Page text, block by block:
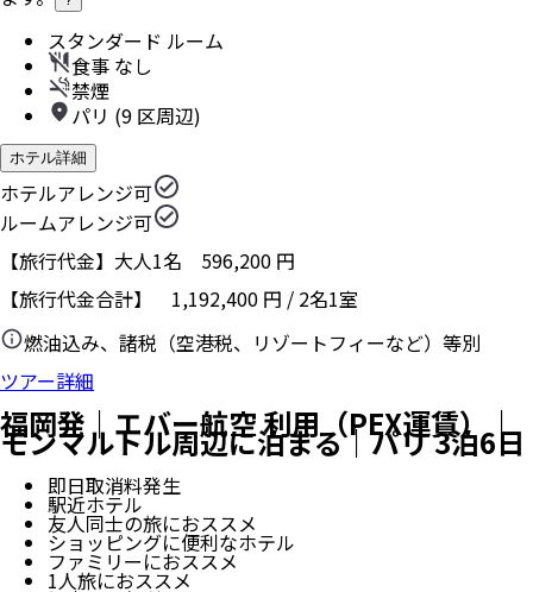
スタンダード ルーム
食事 なし
禁煙
パリ (9 区周辺)
ホテル詳細
ホテルアレンジ可
ルームアレンジ可
【旅行代金】大人1名 596,200 円
【旅行代金合計】 1,192,400 円 / 2名1室
燃油込み、諸税（空港税、リゾートフィーなど）等別
ツアー詳細
福岡発｜エバー航空 利用（PEX運賃）｜
モンマルトル周辺に泊まる｜パリ 3泊6日
即日取消料発生
駅近ホテル
友人同士の旅におススメ
ショッピングに便利なホテル
ファミリーにおススメ
1人旅におススメ